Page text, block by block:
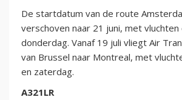
De startdatum van de route
verschoven naar 21 juni, met vluchten
donderdag. Vanaf 19 juli vliegt Air
van Brussel naar Montreal, met
en zaterdag.
A321LR